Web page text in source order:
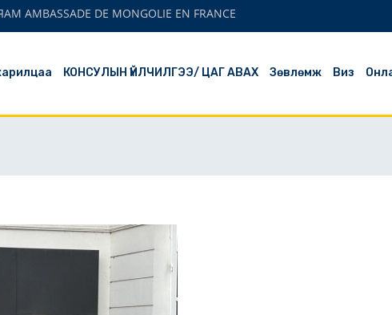
DE MONGOLIE EN FRANCE
КОНСУЛЫН ҮЙЛЧИЛГЭЭ/ ЦАГ АВАХ Зөвлөмж Виз